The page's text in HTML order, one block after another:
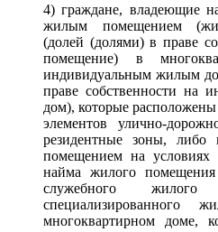
4) граждане, владеющие
жилым помещением
(долей (долями) в праве
помещение) в
индивидуальным жилым
праве собственности на
дом), которые
элементов улично-
резидентные зоны, либо
помещением на условиях
найма жилого
служебного
специализированного
многоквартирном доме,